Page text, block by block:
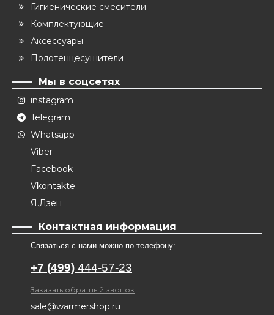
Гигиенические смесители
Комплектующие
Аксессуары
Полотенцесушители
Мы в соцсетях
instagram
Telegram
Whatsapp
Viber
Facebook
Vkontakte
Я.Дзен
Контактная информация
Связаться с нами можно по телефону:
+7 (499) 444-57-23
Заказать обратный звонок
sale@warmershop.ru